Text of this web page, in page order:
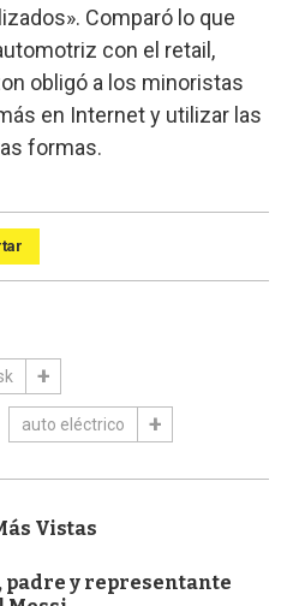
Comparó lo que
con el retail,
obligó a los minoristas
en Internet y utilizar las
formas.
auto eléctrico
Vistas
padre y representante